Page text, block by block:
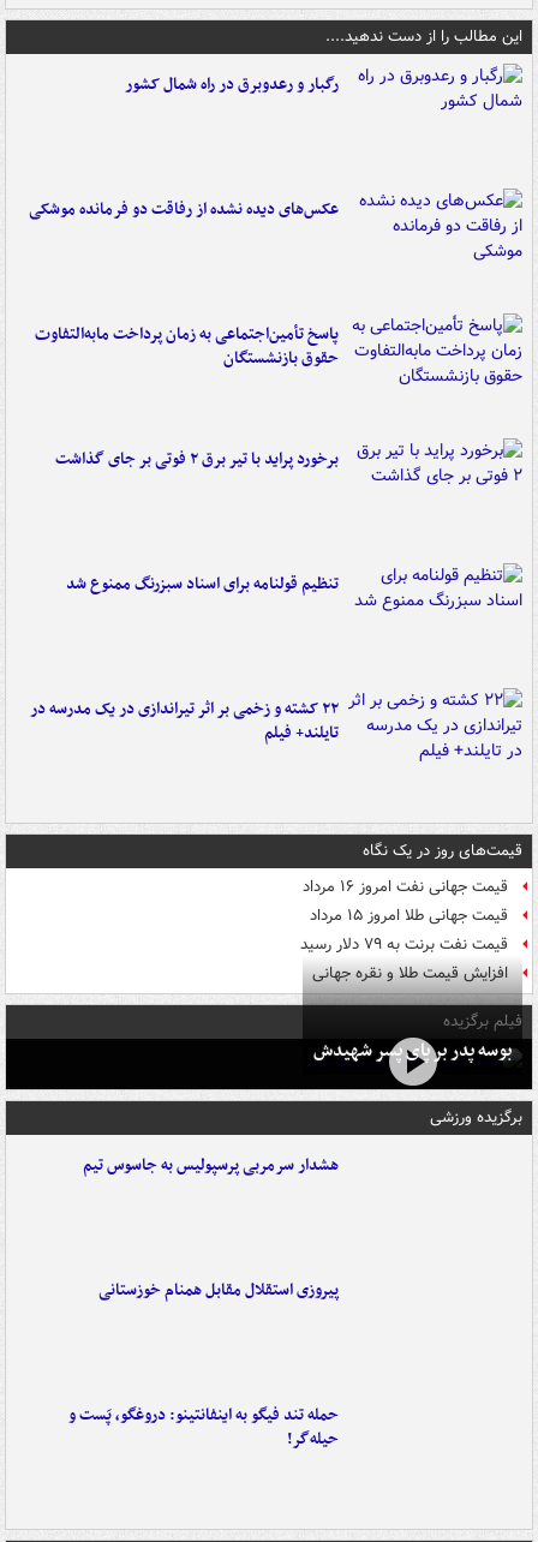
این مطالب را از دست ندهید....
رگبار و رعدوبرق در راه شمال کشور
عکس‌های دیده نشده از رفاقت دو فرمانده‌ موشکی
پاسخ تأمین‌اجتماعی به زمان پرداخت مابه‌التفاوت
حقوق بازنشستگان
برخورد پراید با تیر برق ۲ فوتی بر جای گذاشت
تنظیم قولنامه برای اسناد سبزرنگ ممنوع شد
۲۲ کشته و زخمی بر اثر تیراندازی در یک مدرسه در
تایلند+ فیلم
قیمت‌های روز در یک نگاه
قیمت جهانی نفت امروز ۱۶ مرداد
قیمت جهانی طلا امروز ۱۵ مرداد
قیمت نفت برنت به ۷۹ دلار رسید
افزایش قیمت طلا و نقره جهانی
فیلم برگزیده
بوسه‌ پدر بر پای پسر شهیدش
برگزیده ورزشی
هشدار سرمربی پرسپولیس به جاسوس تیم
پیروزی استقلال مقابل همنام خوزستانی
حمله تند فیگو به اینفانتینو: دروغگو، پَست‌ و
حیله‌گر!